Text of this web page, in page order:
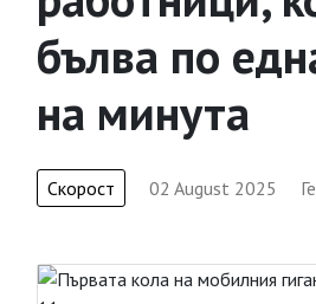
бълва по
на минута
Скорост 02 August 2025